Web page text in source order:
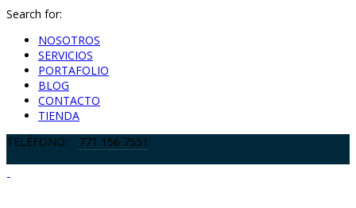
Search for:
NOSOTROS
SERVICIOS
PORTAFOLIO
BLOG
CONTACTO
TIENDA
TELÉFONO:
771 156 7551